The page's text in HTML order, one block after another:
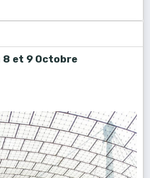
8 et 9 Octobre